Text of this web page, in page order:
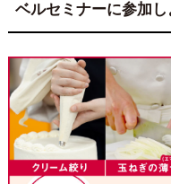
ベルセミナーに参加し